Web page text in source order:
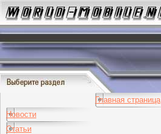
Главная страница
Новости
Статьи